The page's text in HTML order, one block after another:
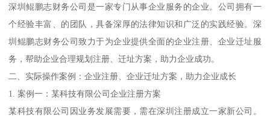
深圳鲲鹏志财务公司是一家专门从事企业服务的企业。公司拥有一
个经验丰富、的团队，具备深厚的法律知识和广泛的实践经验。深
圳鲲鹏志财务公司致力于为企业提供全面的企业注册、企业迁址服
务，帮助企业合理规划注册、迁址方案，助力企业成功。
二、实际操作案例：企业注册、企业迁址方案，助力企业成长
1. 案例一：某科技有限公司企业注册方案
某科技有限公司因业务发展需要，需在深圳注册成立一家新公司。